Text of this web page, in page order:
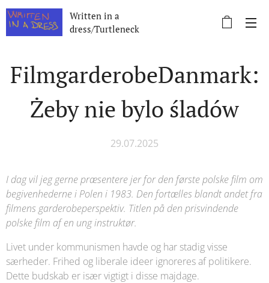
Written in a
dress/Turtleneck
FilmgarderobeDanmark:
Żeby nie bylo śladów
29.07.2025
I dag vil jeg gerne præsentere jer for den første polske film om
begivenhederne i Polen i 1983. Den fortælles blandt andet fra
filmens garderobeperspektiv. Titlen på den prisvindende
polske film af en ung instruktør.
Livet under kommunismen havde og har stadig visse
særheder. Frihed og liberale ideer ignoreres af politikere.
Dette budskab er især vigtigt i disse majdage.